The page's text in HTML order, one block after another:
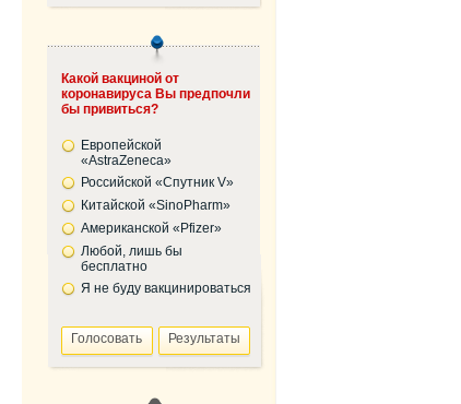
Какой вакциной от
коронавируса Вы предпочли
бы привиться?
Европейской
«AstraZeneca»
Российской «Спутник V»
Китайской «SinoPharm»
Американской «Pfizer»
Любой, лишь бы
бесплатно
Я не буду вакцинироваться